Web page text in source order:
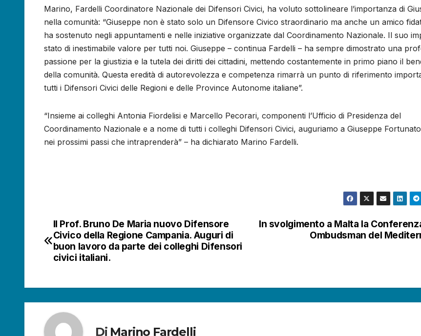
Marino, Fardelli Coordinatore Nazionale dei Difensori Civici, ha voluto sottolineare l’importanza di
nella comunità: “Giuseppe non è stato solo un Difensore Civico straordinario ma anche un amico
ha sostenuto negli appuntamenti e nelle iniziative organizzate dal Coordinamento Nazionale. Il suo
stato di inestimabile valore per tutti noi. Giuseppe – continua Fardelli – ha sempre dimostrato una
passione per la giustizia e la tutela dei diritti dei cittadini, mettendo costantemente in primo piano il
della comunità. Questa eredità di autorevolezza e competenza rimarrà un punto di riferimento
tutti i Difensori Civici delle Regioni e delle Province Autonome italiane”.
“Insieme ai colleghi Antonia Fiordelisi e Marcello Pecorari, componenti l’Ufficio di Presidenza del
Coordinamento Nazionale e a nome di tutti i colleghi Difensori Civici, auguriamo a Giuseppe
nei prossimi passi che intraprenderà” – ha dichiarato Marino Fardelli.
Navigazione
articoli
In svolgimento a Malta la
Ombudsman del
Il Prof. Bruno De Maria nuovo Difensore
Civico della Regione Campania. Auguri di
buon lavoro da parte dei colleghi Difensori
civici italiani.
Di Marino Fardelli